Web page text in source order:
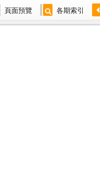
頁面預覽 各期索引